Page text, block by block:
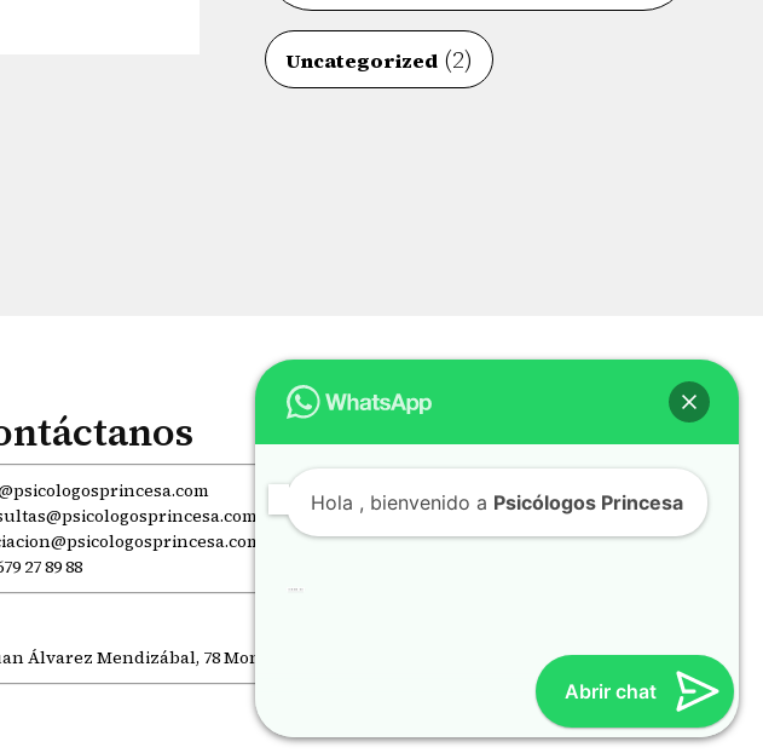
Uncategorized (2)
27 89 88
¿Conectamos?
Álvarez Mendizábal, 78 Moncloa - Aravaca, 28008 C. de Luchana, 21, Chamberí, 28010
Política de Privacidad Política de Cookies
Hola , bienvenido a Psicólogos Princesa
Abrir chat